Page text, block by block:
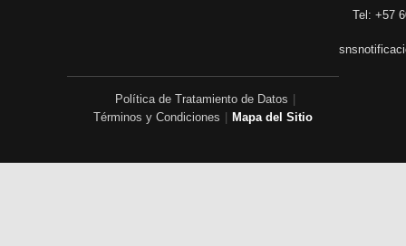
Tel: +57
Política de Tratamiento de Datos
Términos y Condiciones
Mapa del Sitio